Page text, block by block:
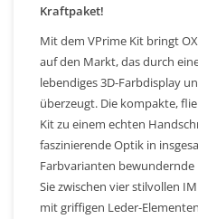
Kraftpaket!
Mit dem VPrime Kit bringt
auf den Markt, das durch
lebendiges 3D-Farbdisplay
überzeugt. Die kompakte,
Kit zu einem echten
faszinierende Optik in
Farbvarianten bewundernde
Sie zwischen vier stilvollen
mit griffigen Leder-